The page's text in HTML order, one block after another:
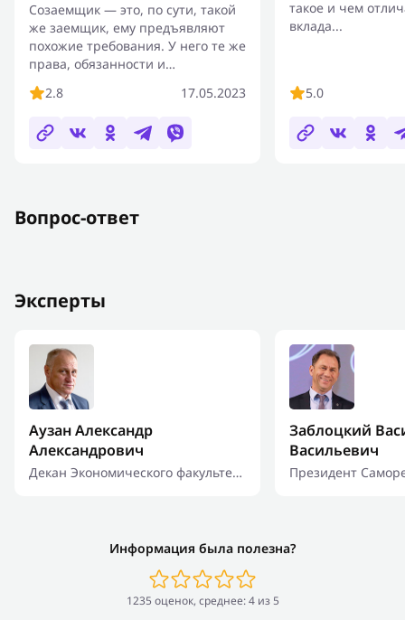
Созаемщик — это, по сути, такой
же заемщик, ему предъявляют
похожие требования. У него те же
права, обязанности и
ответственность перед банком по
погашению...
2.8 17.05.2023
такое и чем
вклада...
5.0
Вопрос-ответ
Эксперты
Аузан Александр
Александрович
Декан Экономического факультета
Заблоцкий
Васильевич
Президент
Информация была полезна?
1235 оценок, среднее: 4 из 5